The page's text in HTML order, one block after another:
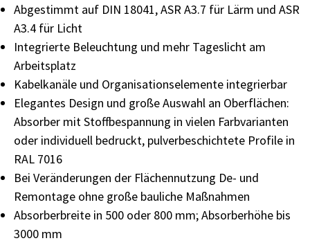
Abgestimmt auf DIN 18041, ASR A3.7 für Lärm und ASR
A3.4 für Licht
Integrierte Beleuchtung und mehr Tageslicht am
Arbeitsplatz
Kabelkanäle und Organisationselemente integrierbar
Elegantes Design und großeAuswahl an Oberflächen:
Absorber mit Stoffbespannung in vielen Farbvarianten
oder individuell bedruckt, pulverbeschichtete Profile in
RAL 7016
Bei Veränderungen der Flächennutzung De- und
Remontage ohne große bauliche Maßnahmen
Absorberbreite in 500 oder 800 mm;Absorberhöhe bis
3000 mm